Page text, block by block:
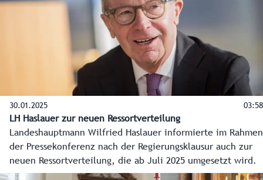
30.01.2025 03:58
LH Haslauer zur neuen Ressortverteilung
Landeshauptmann Wilfried Haslauer informierte im Rahmen
der Pressekonferenz nach der Regierungsklausur auch zur
neuen Ressortverteilung, die ab Juli 2025 umgesetzt wird.